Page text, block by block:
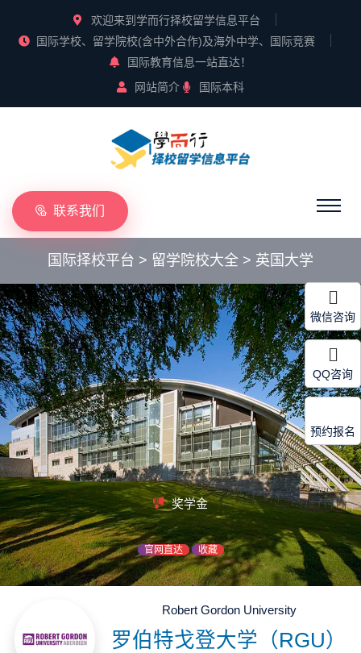
欢迎来到学而行择校留学信息平台
国际学校、留学院校(含中外合作)及海外中学、国际竞赛
国际教育信息一站直达！
网站简介
国际本科
联系我们
国际择校平台 > 留学院校大全 > 英国大学
奖学金
官网直达 收藏
Robert Gordon University
罗伯特戈登大学（RGU）
微信咨询
QQ咨询
预约报名